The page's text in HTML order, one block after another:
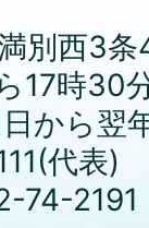
別西3条
17時30
日から
代表)
74-2191